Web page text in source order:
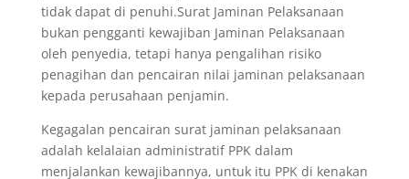
tidak dapat di penuhi.Surat Jaminan Pelaksanaan
bukan pengganti kewajiban Jaminan Pelaksanaan
oleh penyedia, tetapi hanya pengalihan risiko
penagihan dan pencairan nilai jaminan pelaksanaan
kepada perusahaan penjamin.
Kegagalan pencairan surat jaminan pelaksanaan
adalah kelalaian administratif PPK dalam
menjalankan kewajibannya, untuk itu PPK di kenakan